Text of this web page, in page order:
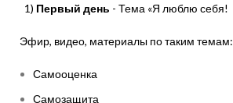
1) Первый день - Тема «Я люблю себя!
Эфир, видео, материалы по таким темам:
Самооценка
Самозащита